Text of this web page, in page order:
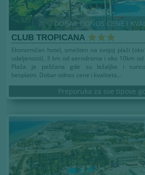
DOBAR ODNOS CENE I
CLUB TROPICANA
Ekonomičan hotel, smešten na svojoj plaži
udaljenosti), 3 km od aerodroma i oko 10km od
Plaža je peščana gde su ležaljke i
besplatni. Dobar odnos cene i kvaliteta...
Preporuka za sve tipove